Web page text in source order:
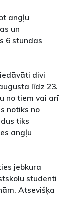
angļu
un
6 stundas
divi
līdz 23.
no tiem vai arī
notiks no
tiks
angļu
jebkura
studenti
Atsevišķa